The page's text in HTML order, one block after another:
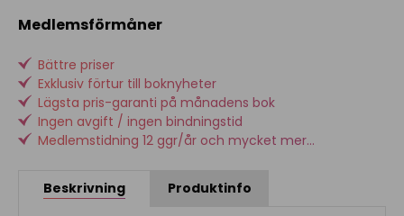
Medlemsförmåner
Bättre priser
Exklusiv förtur till boknyheter
Lägsta pris-garanti på månadens bok
Ingen avgift / ingen bindningstid
Medlemstidning 12 ggr/år och mycket mer...
Beskrivning Produktinfo